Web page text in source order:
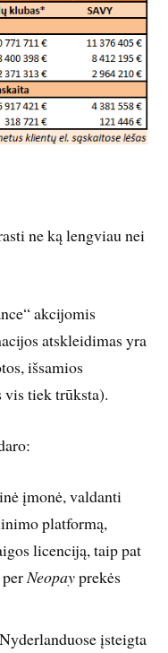
ne ką lengviau nei
akcijomis
atskleidimas yra
išsamios
vis tiek trūksta).
įmonė, valdanti
platformą,
licenciją, taip pat
Neopayprekės
įsteigta